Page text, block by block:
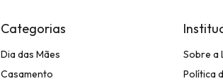
Categorias
Dia das Mães
Casamento
Sobre a
Política